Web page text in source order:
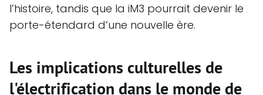
l’histoire, tandis que la iM3 pourrait devenir le
porte-étendard d’une nouvelle ère.
Les implications culturelles de
l'électrification dans le monde de